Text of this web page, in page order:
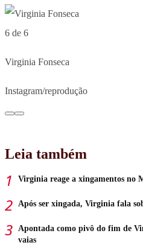
6 de 6
Virginia Fonseca
Instagram/reprodução
Leia também
Virginia reage a xingamentos no
Após ser xingada, Virginia fala
Apontada como pivô do fim de
vaias